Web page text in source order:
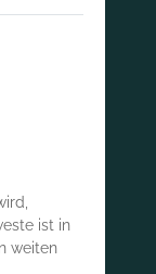
ist in
weiten